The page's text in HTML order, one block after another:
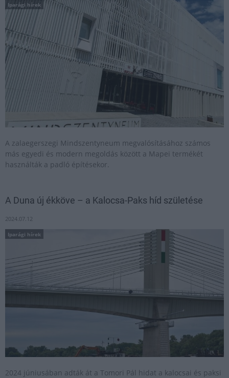
Iparági hírek
A zalaegerszegi Mindszentyneum megvalósításához számos
más egyedi és modern megoldás között a Mapei termékét
használták a padló építésekor.
A Duna új ékköve – a Kalocsa-Paks híd születése
2024.07.12
Iparági hírek
2024 júniusában adták át a Tomori Pál hidat a kalocsai és paksi